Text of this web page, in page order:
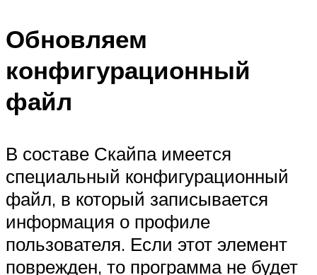
Обновляем
конфигурационный
файл
В составе Скайпа имеется
специальный конфигурационный
файл, в который записывается
информация о профиле
пользователя. Если этот элемент
поврежден, то программа не будет